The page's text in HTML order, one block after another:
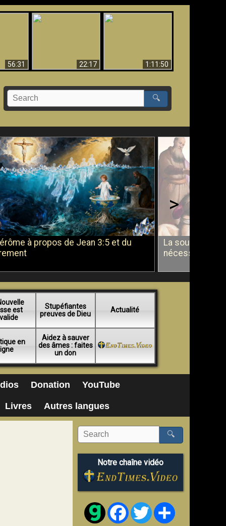
56:31 22:17
1:11:50
🔍
à propos de Jean 3:5 et du
La soumission
nécessité du
>
est
Stupéfiantes
preuves de Dieu
Actualité
en
ligne
Aidez à sauver
des âmes : faites
un don
Donation YouTube
Livres Autres langues
🔍
Notre chaîne vidéo
FacebookTwitter